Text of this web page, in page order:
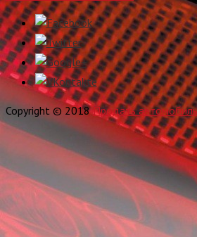
Copyright © 2018Продать